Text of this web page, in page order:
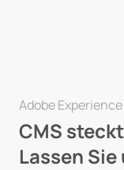
Adobe
CMS
Lassen